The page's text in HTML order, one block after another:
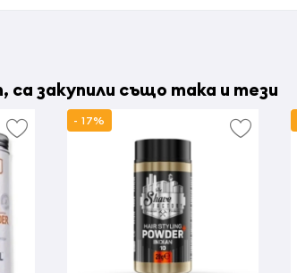
закупили също така и тези
- 17%